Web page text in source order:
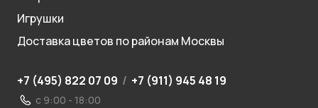
Игрушки
Доставка цветов по районам Москвы
+7 (495) 822 07 09 / +7 (911) 945 48 19
с 9:00 - 18:00